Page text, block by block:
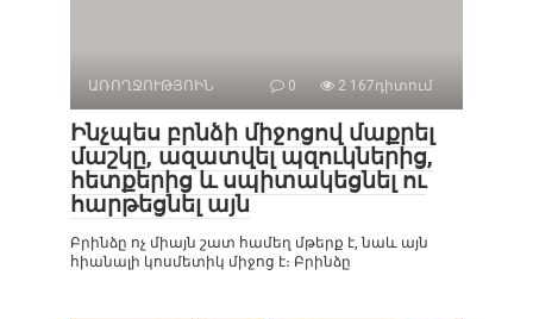
ԱՌՈՂՋՈՒԹՅՈԻՆ 0 2 167դիտում
Ինչպես բրնձի միջոցով մաքրել
մաշկը, ազատվել պզուկներից,
հետքերից և սպիտակեցնել ու
հարթեցնել այն
Բրինձը ոչ միայն շատ համեղ մթերք է, նաև այն
հիանալի կոսմետիկ միջոց է։ Բրինձը